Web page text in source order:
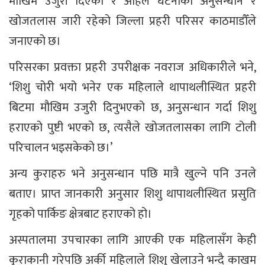
खोजतलास जारी रहेको जिल्ला प्रहरी परिसर काठमाडौँले
जनाएको छ।
परिसरका प्रवक्ता प्रहरी उपरीक्षक नवराज अधिकारीले भने,
‘शिशु चोरी भयो भनेर एक महिलाले थापाथलीस्थित प्रहरी
बिटमा मौखिम उजुरी दिनुभएको छ, अनुसन्धान गर्दा शिशु
हराएको पुष्टी भएको छ, त्यसैले खोजतलासका लागि टोली
परिचालन भइसकेको छ।’
अन्य कुराहरु भने अनुसन्धान पछि मात्रै खुल्ने पनि उनले
बताए। प्राप्त जानकारी अनुसार शिशु थापाथलीस्थित प्रसुति
गृहको पार्किङ क्षेत्रबाट हराएको हो।
अस्पतालमा उपचारका लागि आएकी एक महिलासँग केही
कुराकानी गरेपछि अर्की महिलाले शिशु खेलाउने भन्दै काखम